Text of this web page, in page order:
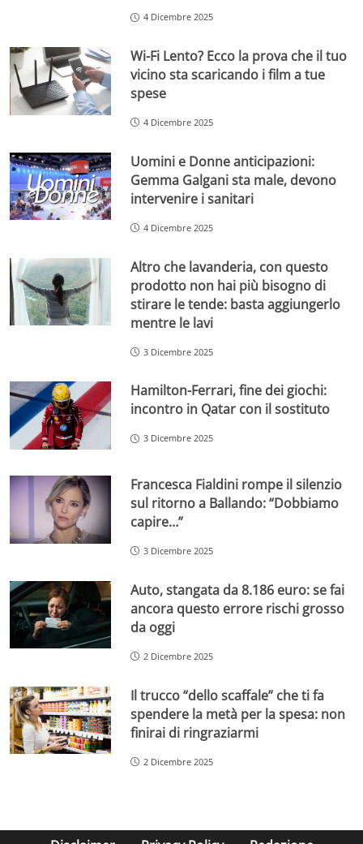
4 Dicembre 2025
Wi-Fi Lento? Ecco la prova che il tuo
vicino sta scaricando i film a tue
spese
4 Dicembre 2025
Uomini e Donne anticipazioni:
Gemma Galgani sta male, devono
intervenire i sanitari
4 Dicembre 2025
Altro che lavanderia, con questo
prodotto non hai più bisogno di
stirare le tende: basta aggiungerlo
mentre le lavi
3 Dicembre 2025
Hamilton-Ferrari, fine dei giochi:
incontro in Qatar con il sostituto
3 Dicembre 2025
Francesca Fialdini rompe il silenzio
sul ritorno a Ballando: “Dobbiamo
capire…”
3 Dicembre 2025
Auto, stangata da 8.186 euro: se fai
ancora questo errore rischi grosso
da oggi
2 Dicembre 2025
Il trucco “dello scaffale” che ti fa
spendere la metà per la spesa: non
finirai di ringraziarmi
2 Dicembre 2025